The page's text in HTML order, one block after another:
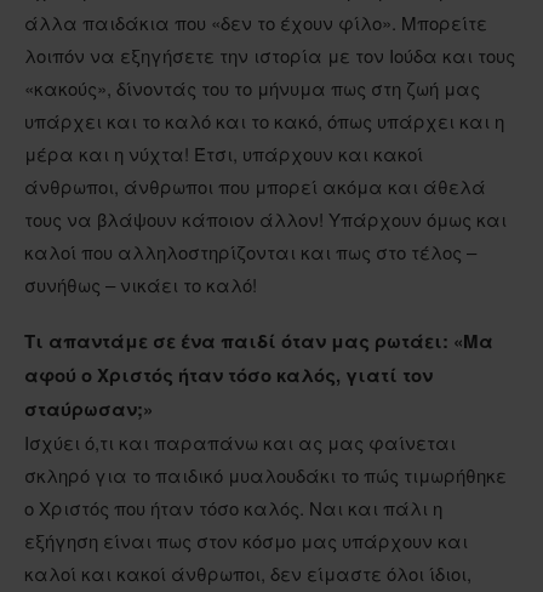
άλλα παιδάκια που «δεν το έχουν φίλο». Μπορείτε
λοιπόν να εξηγήσετε την ιστορία με τον Ιούδα και τους
«κακούς», δίνοντάς του το μήνυμα πως στη ζωή μας
υπάρχει και το καλό και το κακό, όπως υπάρχει και η
μέρα και η νύχτα! Έτσι, υπάρχουν και κακοί
άνθρωποι, άνθρωποι που μπορεί ακόμα και άθελά
τους να βλάψουν κάποιον άλλον! Υπάρχουν όμως και
καλοί που αλληλοστηρίζονται και πως στο τέλος –
συνήθως – νικάει το καλό!
Τι απαντάμε σε ένα παιδί όταν μας ρωτάει: «Μα
αφού ο Χριστός ήταν τόσο καλός, γιατί τον
σταύρωσαν;»
Ισχύει ό,τι και παραπάνω και ας μας φαίνεται
σκληρό για το παιδικό μυαλουδάκι το πώς τιμωρήθηκε
ο Χριστός που ήταν τόσο καλός. Ναι και πάλι η
εξήγηση είναι πως στον κόσμο μας υπάρχουν και
καλοί και κακοί άνθρωποι, δεν είμαστε όλοι ίδιοι,